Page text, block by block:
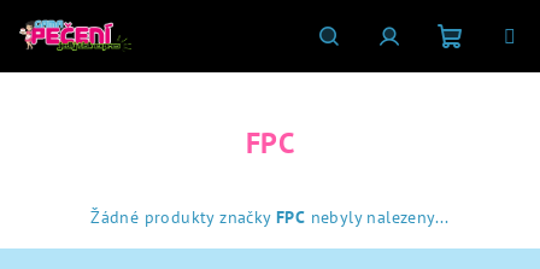
HledatPřihlášeníNákupní
FPC
Žádné produkty značky FPC nebyly nalezeny...